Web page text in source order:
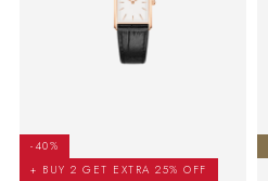
-40%
+ BUY 2 GET EXTRA 25% OFF